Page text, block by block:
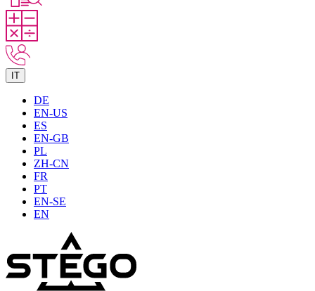
IT
DE
EN-US
ES
EN-GB
PL
ZH-CN
FR
PT
EN-SE
EN